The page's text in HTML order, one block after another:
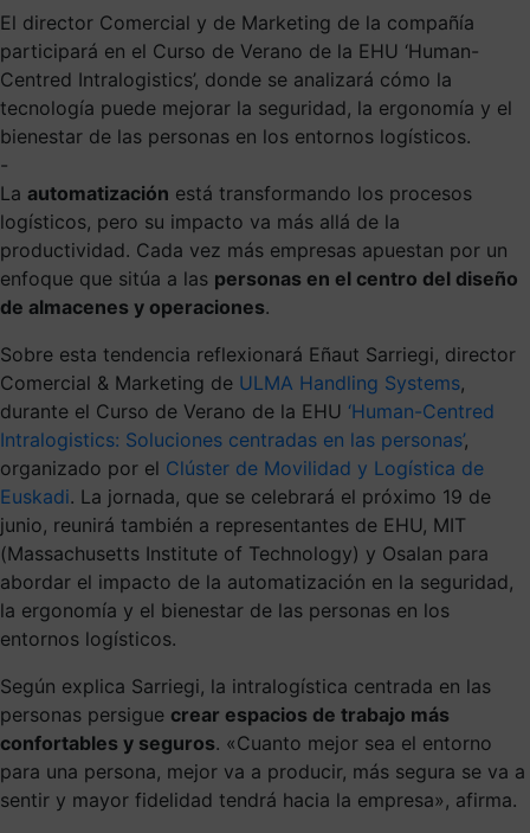
El director Comercial y de Marketing de la compañía
participará en el Curso de Verano de la EHU ‘Human-
Centred Intralogistics’, donde se analizará cómo la
tecnología puede mejorar la seguridad, la ergonomía y el
bienestar de las personas en los entornos logísticos.
-
La automatización está transformando los procesos
logísticos, pero su impacto va más allá de la
productividad. Cada vez más empresas apuestan por un
enfoque que sitúa a las personas en el centro del diseño
de almacenes y operaciones.
Sobre esta tendencia reflexionará Eñaut Sarriegi, director
Comercial & Marketing de ULMA Handling Systems,
durante el Curso de Verano de la EHU ‘Human-Centred
Intralogistics: Soluciones centradas en las personas’,
organizado por el Clúster de Movilidad y Logística de
Euskadi. La jornada, que se celebrará el próximo 19 de
junio, reunirá también a representantes de EHU, MIT
(Massachusetts Institute of Technology) y Osalan para
abordar el impacto de la automatización en la seguridad,
la ergonomía y el bienestar de las personas en los
entornos logísticos.
Según explica Sarriegi, la intralogística centrada en las
personas persigue crear espacios de trabajo más
confortables y seguros. «Cuanto mejor sea el entorno
para una persona, mejor va a producir, más segura se va a
sentir y mayor fidelidad tendrá hacia la empresa», afirma.